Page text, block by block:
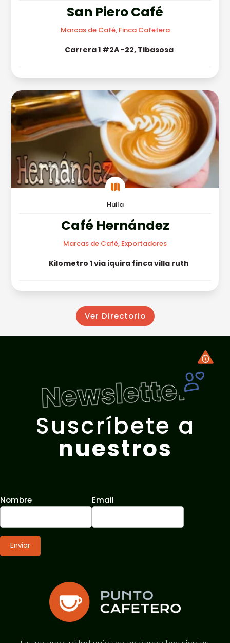
San Piero Café
Marcas de Café, Finca Cafetera
Carrera 1 #2A -22, Tibasosa

Huila
Café Hernández
Marcas de Café, Exportadores
Kilometro 1 via iquira finca villa ruth
Ver Directorio
Newsletter
Suscríbete a
nuestros
Nombre Email